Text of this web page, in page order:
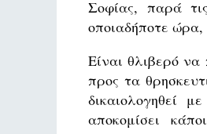
Σοφίας, παρά
οποιαδήποτε
Είναι θλιβερό να
προς τα
δικαιολογηθεί
αποκομίσει